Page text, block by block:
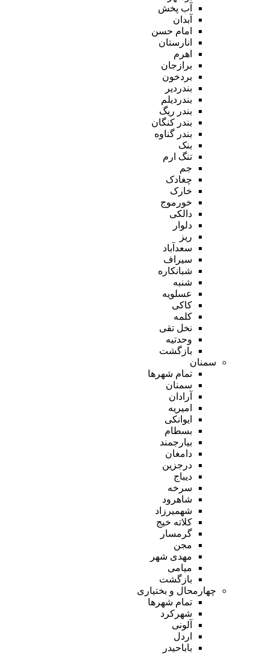
آب پخش
آبدان
امام حسن
انارستان
اهرم
برازجان
بردخون
بندردیر
بندردیلم
بندر ریگ
بندر کنگان
بندر گناوه
بنک
تنگ ارم
جم
چغادک
خارک
خورموج
دالکی
دلوار
ریز
سعدآباد
سیراف
شبانکاره
شنبه
عسلویه
کاکی
کلمه
نخل تقی
وحدتیه
بازگشت
سمنان
تمام شهر‌ها
سمنان
آرادان
امیریه
ایوانکی
بسطام
بیارجمند
دامغان
درجزین
دیباج
سرخه
شاهرود
شهمیرزاد
کلاته خیج
گرمسار
مجن
مهدی شهر
میامی
بازگشت
چهارمحال و بختیاری
تمام شهر‌ها
شهرکرد
آلونی
اردل
باباحیدر